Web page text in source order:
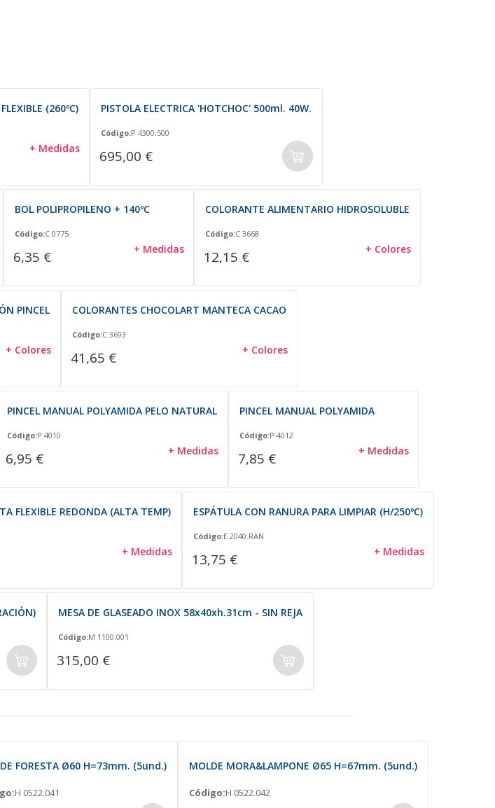
(260ºC)
+ Medidas
PISTOLA ELECTRICA 'HOTCHOC' 500ml. 40W.
Código:P 4300.500
695,00 €
BOL POLIPROPILENO + 140ºC
Código:C 0775
6,35 € + Medidas
COLORANTE ALIMENTARIO HIDROSOLUBLE
Código:C 3668
12,15 € + Colores
PINCEL
+ Colores
COLORANTES CHOCOLART MANTECA CACAO
Código:C 3693
41,65 € + Colores
PINCEL MANUAL POLYAMIDA PELO NATURAL
Código:P 4010
6,95 € + Medidas
PINCEL MANUAL POLYAMIDA
Código:P 4012
7,85 € + Medidas
FLEXIBLE REDONDA (ALTA TEMP)
+ Medidas
ESPÁTULA CON RANURA PARA LIMPIAR (H/250ºC)
Código:E 2040.RAN
13,75 € + Medidas
MESA DE GLASEADO INOX 58x40xh.31cm - SIN REJA
Código:M 1100.001
315,00 €
FORESTA Ø60 H=73mm. (5und.)
H 0522.041
MOLDE MORA&LAMPONE Ø65 H=67mm. (5und.)
Código:H 0522.042